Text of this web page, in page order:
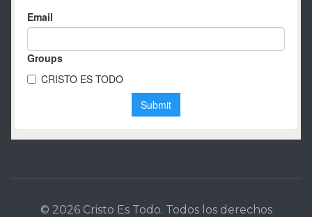
© 2026 Cristo Es Todo. Todos los derechos